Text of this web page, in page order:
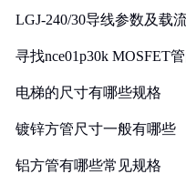
LGJ-240/30导线参数及载
寻找nce01p30k MOSFET
电梯的尺寸有哪些规格
镀锌方管尺寸一般有哪些
铝方管有哪些常见规格